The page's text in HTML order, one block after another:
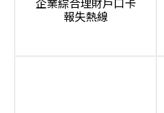
企業綜合理財戶口卡
報失熱線